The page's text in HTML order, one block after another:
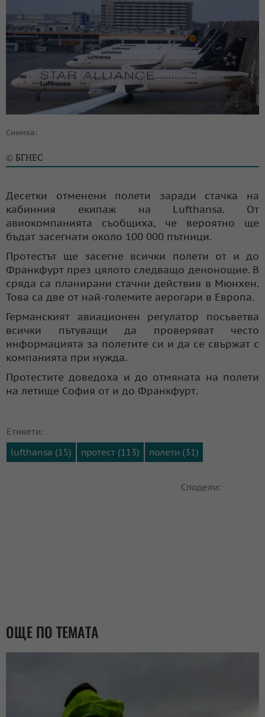
Снимка:
© БГНЕС
Десетки отменени полети заради стачка на
кабинния екипаж на Lufthansa. От
авиокомпанията съобщиха, че вероятно ще
бъдат засегнати около 100 000 пътници.
Протестът ще засегне всички полети от и до
Франкфурт през цялото следващо денонощие. В
сряда са планирани стачни действия в Мюнхен.
Това са две от най-големите аерогари в Европа.
Германският авиационен регулатор посъветва
всички пътуващи да проверяват често
информацията за полетите си и да се свържат с
компанията при нужда.
Протестите доведоха и до отмяната на полети
на летище София от и до Франкфурт.
Етикети:
lufthansa (15)
протест (113) полети (31)
Сподели:
ОЩЕ ПО ТЕМАТА